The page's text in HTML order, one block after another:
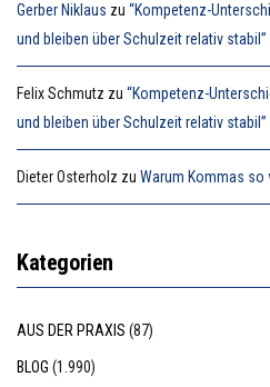
Gerber Niklaus zu “Kompetenz-
und bleiben über Schulzeit relativ stabil”
Felix Schmutz zu “Kompetenz-
und bleiben über Schulzeit relativ stabil”
Dieter Osterholz zu Warum Kommas so
Kategorien
AUS DER PRAXIS (87)
BLOG (1.990)